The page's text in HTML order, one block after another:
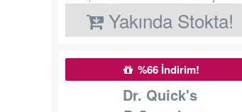
Yakında Stokta!
%66 İndirim!
Dr. Quick's